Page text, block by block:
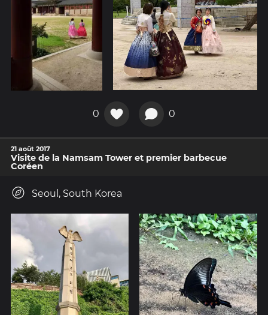
0 0
21 août 2017
Visite de la Namsam Tower et premier barbecue
Coréen
Seoul, South Korea